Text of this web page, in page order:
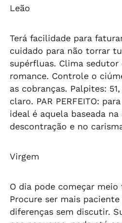
Leão
Terá facilidade para
cuidado para não torrar
supérfluas. Clima sedutor
romance. Controle o
as cobranças. Palpites:
claro. PAR PERFEITO:
ideal é aquela baseada na
descontração e no
Virgem
O dia pode começar
Procure ser mais
diferenças sem discutir.